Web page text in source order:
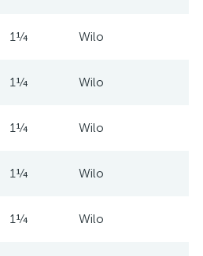
1¼ Wilo
1¼ Wilo
1¼ Wilo
1¼ Wilo
1¼ Wilo